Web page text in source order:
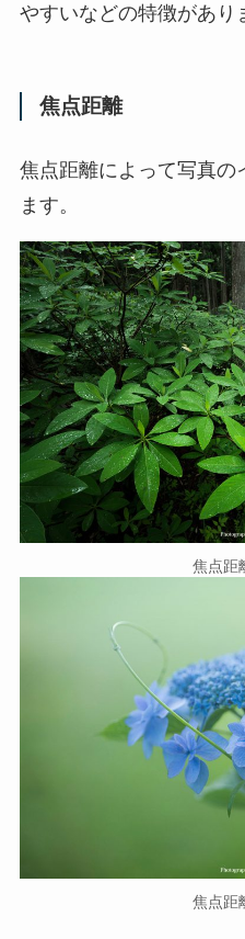
やすいなどの特徴があり
焦点距離
焦点距離によって写真の
ます。
焦点距
焦点距